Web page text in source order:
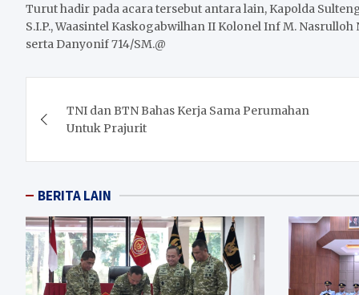
Turut hadir pada acara tersebut antara lain, Kapolda
S.I.P., Waasintel Kaskogabwilhan II Kolonel Inf M.
serta Danyonif 714/SM.@
navigation
TNI dan BTN Bahas Kerja Sama Perumahan
Untuk Prajurit
BERITA LAIN